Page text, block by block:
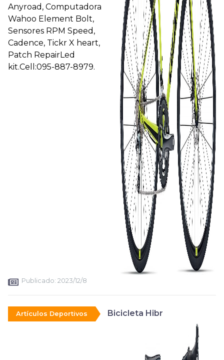
Anyroad, Computadora
Wahoo Element Bolt,
Sensores RPM Speed,
Cadence, Tickr X heart,
Patch RepairLed
kit.Cell:095-887-8979.
Publicado: 2023/12/8
Artículos Deportivos Bicicleta Hibr